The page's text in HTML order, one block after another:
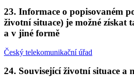
23. Informace o popisovaném
životní situace) je možné získat
a v jiné formě
Český telekomunikační úřad
24. Související životní situace a